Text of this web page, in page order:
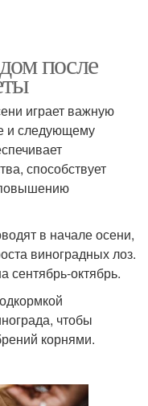
после
играет важную
и следующему
способствует
в начале осени,
виноградных лоз.
сентябрь-октябрь.
чтобы
корнями.